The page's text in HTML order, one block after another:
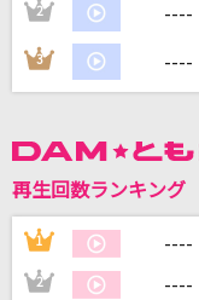
カ
カ
2 ----
3 ----
再生回数ランキング
1 ----
2 ----